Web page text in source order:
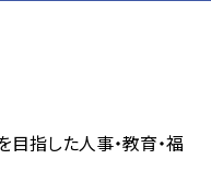
指した人事・教育・福